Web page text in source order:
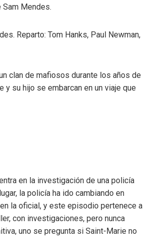
Sam Mendes.
Reparto: Tom Hanks, Paul Newman,
clan de mafiosos durante los años de
y su hijo se embarcan en un viaje que
en la investigación de una policía
la policía ha ido cambiando en
la oficial, y este episodio pertenece a
con investigaciones, pero nunca
uno se pregunta si Saint-Marie no